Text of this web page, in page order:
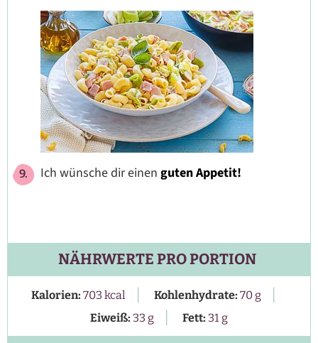
Ich wünsche dir einen guten Appetit!
NÄHRWERTE PRO PORTION
Kalorien: 703 kcal | Kohlenhydrate: 70g |
Eiweiß: 33 g | Fett: 31g